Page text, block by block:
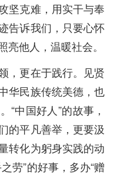
坚克难，用实干与奉
告诉我们，只要心怀
他人，温暖社会。
，更在于践行。见贤
华民族传统美德，也
“中国好人”的故事，
的平凡善举，更要汲
转化为躬身实践的动
劳”的好事，多办“赠